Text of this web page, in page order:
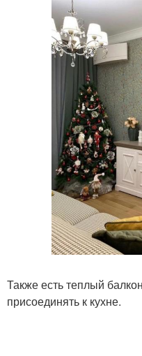
Также есть теплый
присоединять к кухне.